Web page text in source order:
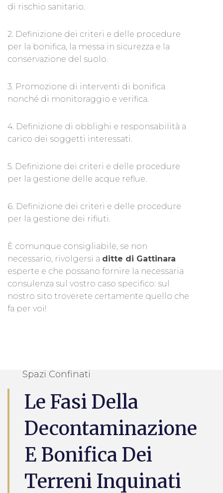
di rischio sanitario.
2. Definizione dei criteri e delle procedure
per la bonifica, la messa in sicurezza e la
conservazione del suolo.
3. Promozione di interventi di bonifica
nonché di monitoraggio e verifica.
4. Definizione di obblighi e responsabilità a
carico dei soggetti interessati.
5. Definizione dei criteri e delle procedure
per la gestione delle acque reflue.
6. Definizione dei criteri e delle procedure
per la gestione dei rifiuti.
È comunque consigliabile, se non
necessario, rivolgersi a ditte di Gattinara
esperte e che possano fornire la necessaria
consulenza sul vostro caso specifico: sul
nostro sito troverete certamente quello che
fa per voi!
Spazi Confinati
Le Fasi Della
Decontaminazione
E Bonifica Dei
Terreni Inquinati